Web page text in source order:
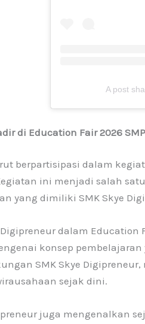
A post
di Education Fair 2026
berpartisipasi dalam
ini menjadi salah
yang dimiliki SMK Skye
dalam
konsep
SMK Skye
sejak dini.
juga mengenalkan